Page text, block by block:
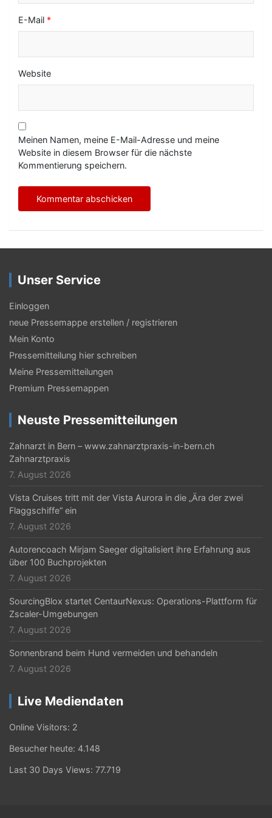
E-Mail *
Website
Meinen Namen, meine E-Mail-Adresse und meine
Website in diesem Browser für die nächste
Kommentierung speichern.
Unser Service
Einloggen
neue Pressemappe erstellen / registrieren
Mein Konto
Pressemitteilung hier schreiben
Meine Pressemitteilungen
Premium Pressemappen
Neuste Pressemitteilungen
Zahnarzt in Bern – www.zahnarztpraxis-in-bern.ch
Zahnarztpraxis
7. August 2026
Vista Cruises tritt mit der Vista Aurora in die „Ära der zwei
Flaggschiffe“ ein
7. August 2026
Autorencoach Mirjam Saeger digitalisiert ihre Erfahrung aus
über 100 Buchprojekten
7. August 2026
SourcingBlox startet CentaurNexus: Operations-Plattform für
Zscaler-Umgebungen
7. August 2026
Sonnenbrand beim Hund vermeiden und behandeln
7. August 2026
Live Mediendaten
Online Visitors: 2
Besucher heute: 4.148
Last 30 Days Views: 77.719